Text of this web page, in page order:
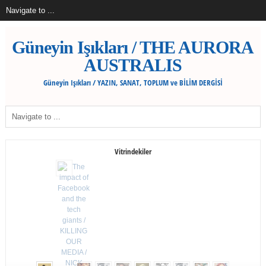
Güneyin Işıkları / THE AURORA
AUSTRALIS
Güneyin Işıkları / YAZIN, SANAT, TOPLUM ve BİLİM DERGİSİ
Vitrindekiler